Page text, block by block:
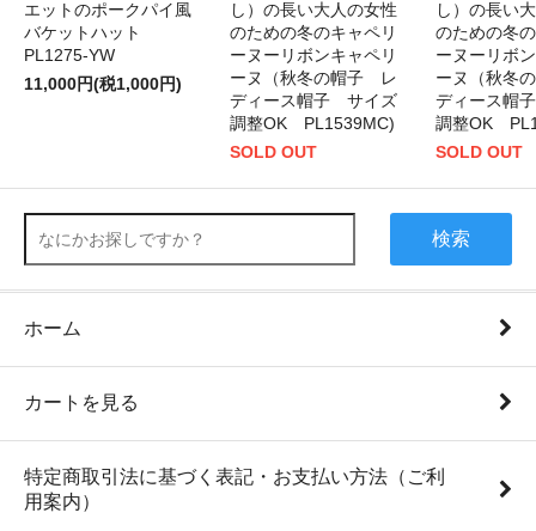
エットのポークパイ風
バケットハット
PL1275-YW
11,000円(税1,000円)
し）の長い大人の女性
のための冬のキャペリ
ーヌーリボンキャペリ
ーヌ（秋冬の帽子 レ
ディース帽子 サイズ
調整OK PL1539MC)
SOLD OUT
し）の長い
のための冬
ーヌーリボ
ーヌ（秋冬
ディース帽
調整OK
SOLD OUT
検索
ホーム
カートを見る
特定商取引法に基づく表記・お支払い方法（ご利
用案内）